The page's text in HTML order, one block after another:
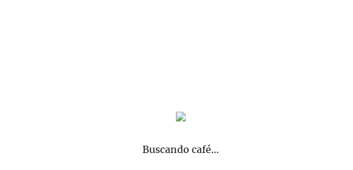
Buscando café…